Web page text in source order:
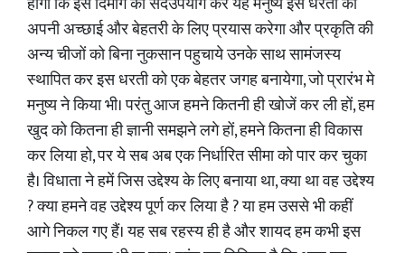
अपनी अच्छाई और बेहतरी के लिए प्रयास करेगा और प्रकृति की
अन्य चीजों को बिना नुकसान पहुचाये उनके साथ सामंजस्य
स्थापित कर इस धरती को एक बेहतर जगह बनायेगा, जो प्रारंभ मे
मनुष्य ने किया भी। परंतु आज हमने कितनी ही खोजें कर ली हों, हम
खुद को कितना ही ज्ञानी समझने लगे हों, हमने कितना ही विकास
कर लिया हो, पर ये सब अब एक निर्धारित सीमा को पार कर चुका
है। विधाता ने हमें जिस उद्देश्य के लिए बनाया था, क्या था वह उद्देश्य
? क्या हमने वह उद्देश्य पूर्ण कर लिया है ? या हम उससे भी कहीं
आगे निकल गए हैं। यह सब रहस्य ही है और शायद हम कभी इस